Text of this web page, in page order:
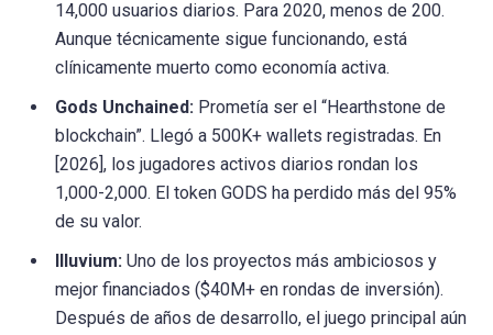
14,000 usuarios diarios. Para 2020, menos de 200.
Aunque técnicamente sigue funcionando, está
clínicamente muerto como economía activa.
Gods Unchained: Prometía ser el “Hearthstone de
blockchain”. Llegó a 500K+ wallets registradas. En
[2026], los jugadores activos diarios rondan los
1,000-2,000. El token GODS ha perdido más del 95%
de su valor.
Illuvium: Uno de los proyectos más ambiciosos y
mejor financiados ($40M+ en rondas de inversión).
Después de años de desarrollo, el juego principal aún